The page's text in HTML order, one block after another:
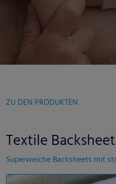
ZU DEN PRODUKTEN
Textile
Superweiche Backsheets mit